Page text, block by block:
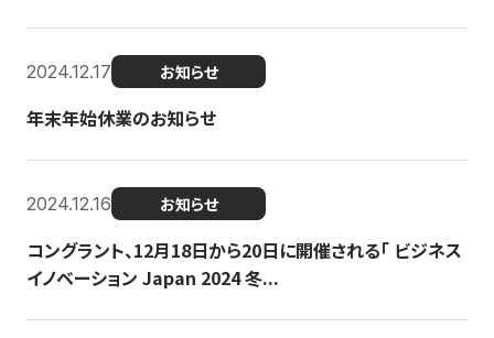
2024.12.17 お知らせ
年末年始休業のお知らせ
2024.12.16 お知らせ
コングラント、12月18日から20日に開催される「 ビジネス
イノベーション Japan 2024 冬...